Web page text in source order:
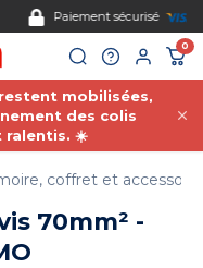
0
mobilisées,
des colis
ralentis. ☀️
coffret et
70mm² -